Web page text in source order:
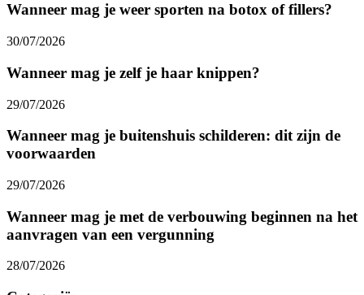
Wanneer mag je weer sporten na botox of fillers?
30/07/2026
Wanneer mag je zelf je haar knippen?
29/07/2026
Wanneer mag je buitenshuis schilderen: dit zijn de
voorwaarden
29/07/2026
Wanneer mag je met de verbouwing beginnen na het
aanvragen van een vergunning
28/07/2026